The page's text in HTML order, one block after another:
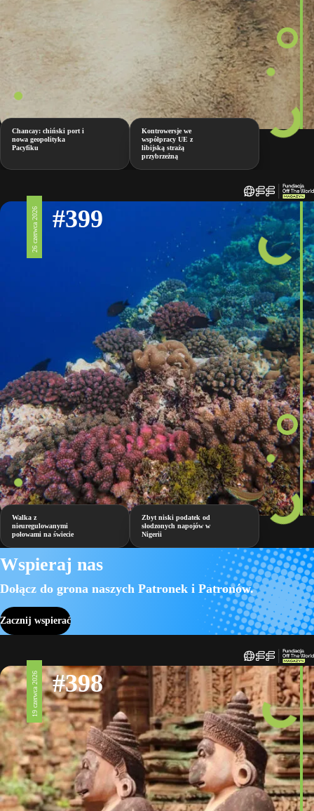
Chancay: chiński port i
nowa geopolityka
Pacyfiku
Kontrowersje we
współpracy UE z
libijską strażą
przybrzeżną
26 czerwca 2026 #399
Walka z
nieuregulowanymi
połowami na świecie
Zbyt niski podatek od
słodzonych napojów w
Nigerii
Wspieraj nas
Dołącz do grona naszych Patronek i Patronów.
Zacznij wspierać
19 czerwca 2026 #398